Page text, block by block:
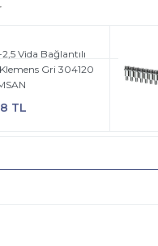
Vida Bağlantılı
Gri 304120
TL